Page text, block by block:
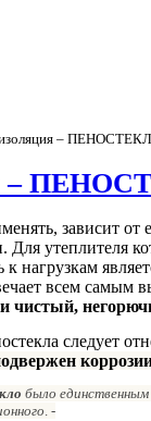
–
–
зависит
Для утеплителя
нагрузкам
всем
чистый,
следует
было единственным
. -